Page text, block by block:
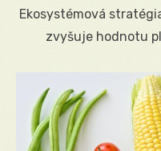
Ekosystémová
zvyšuje hodnotu